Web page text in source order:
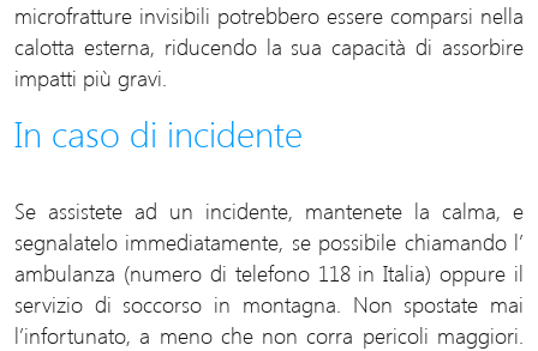
microfratture invisibili potrebbero essere comparsi nella
calotta esterna, riducendo la sua capacità di assorbire
impatti più gravi.
In caso di incidente
Se assistete ad un incidente, mantenete la calma, e
segnalatelo immediatamente, se possibile chiamando l’
ambulanza (numero di telefono 118 in Italia) oppure il
servizio di soccorso in montagna. Non spostate mai
l’infortunato, a meno che non corra pericoli maggiori.